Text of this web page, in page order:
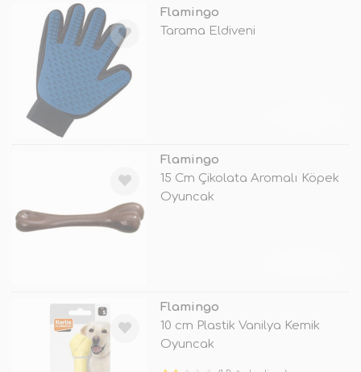
Flamingo
Tarama Eldiveni
Flamingo
15 Cm Çikolata Aromalı Köpek
Oyuncak
Flamingo
10 cm Plastik Vanilya Kemik
Oyuncak